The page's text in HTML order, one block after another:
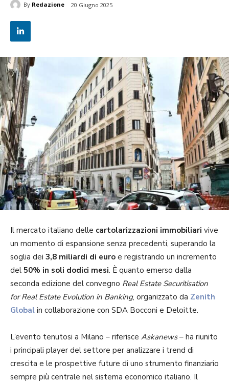
By Redazione 20 Giugno 2025
Il mercato italiano delle cartolarizzazioni immobiliari vive
un momento di espansione senza precedenti, superando la
soglia dei 3,8 miliardi di euro e registrando un incremento
del 50% in soli dodici mesi. È quanto emerso dalla
seconda edizione del convegno Real Estate Securitisation
for Real Estate Evolution in Banking, organizzato da Zenith
Global in collaborazione con SDA Bocconi e Deloitte.
L’evento tenutosi a Milano – riferisce Askanews– ha riunito
i principali player del settore per analizzare i trend di
crescita e le prospettive future di uno strumento finanziario
sempre più centrale nel sistema economico italiano. Il